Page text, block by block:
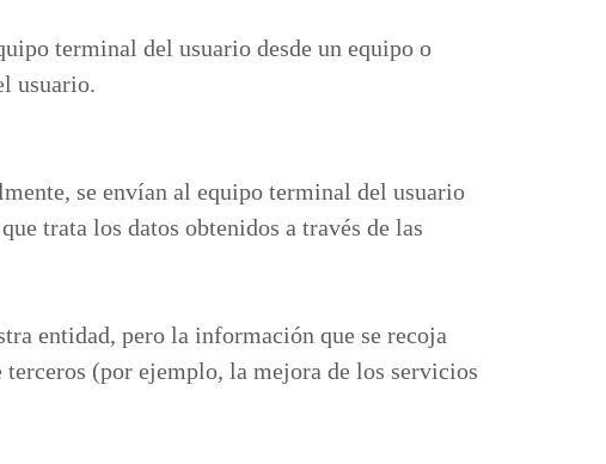
terminal del usuario desde un equipo o
usuario.
se envían al equipo terminal del usuario
trata los datos obtenidos a través de las
entidad, pero la información que se recoja
terceros (por ejemplo, la mejora de los servicios